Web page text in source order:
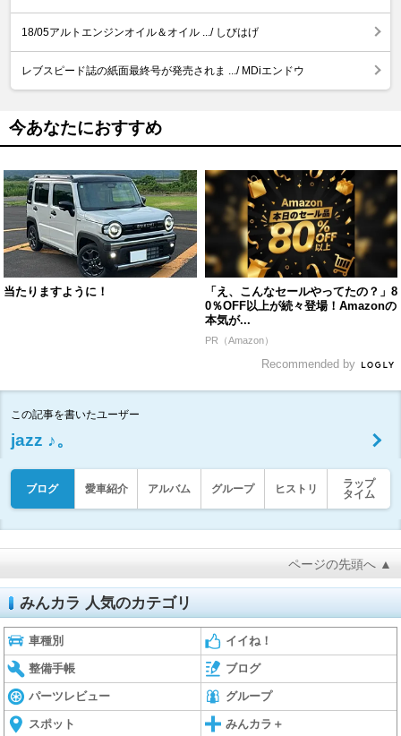
18/05アルトエンジンオイル＆オイル .../ しびはげ
レブスピード誌の紙面最終号が発売されま .../ MDiエンドウ
今あなたにおすすめ
当たりますように！
「え、こんなセールやってたの？」8
0％OFF以上が続々登場！Amazonの
本気が...
PR（Amazon）
Recommended by
この記事を書いたユーザー
jazz ♪。
ブログ 愛車紹介 アルバム グループ ヒストリ
ラップ
タイム
ページの先頭へ ▲
みんカラ 人気のカテゴリ
車種別 イイね！
整備手帳 ブログ
パーツレビュー グループ
スポット みんカラ＋